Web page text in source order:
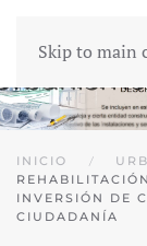
Skip to main
INICIO
INVERSIÓN DE
CIUDADANÍA